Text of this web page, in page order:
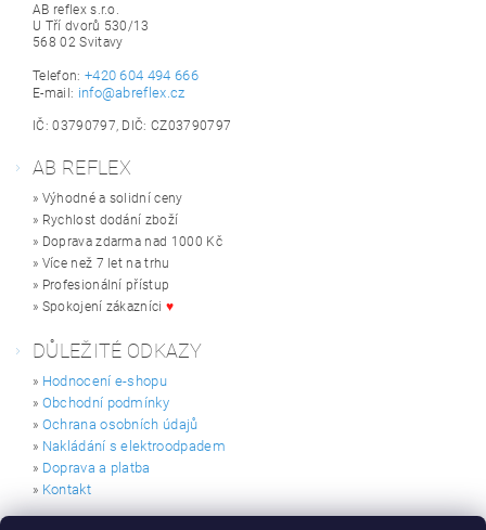
AB reflex s.r.o.
U Tří dvorů 530/13
568 02 Svitavy
Telefon: +420 604 494 666
E-mail: info@abreflex.cz
IČ: 03790797, DIČ: CZ03790797
AB REFLEX
» Výhodné a solidní ceny
» Rychlost dodání zboží
» Doprava zdarma nad 1000 Kč
» Více než 7 let na trhu
» Profesionální přístup
» Spokojení zákazníci♥
DŮLEŽITÉ ODKAZY
» Hodnocení e-shopu
» Obchodní podmínky
» Ochrana osobních údajů
» Nakládání s elektroodpadem
» Doprava a platba
» Kontakt